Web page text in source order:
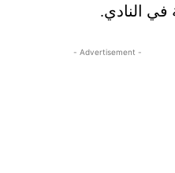
في النادي.
- Advertisement -